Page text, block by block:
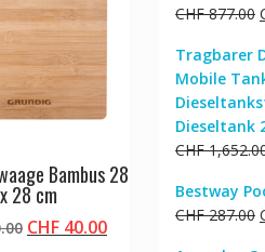
Bambus 28
x 28 cm
Ursprünglicher
CHF40.00Aktueller
CHF877.00
Tragbarer
Mobile
Dieseltank
CHF
Bestway
CHF287.00